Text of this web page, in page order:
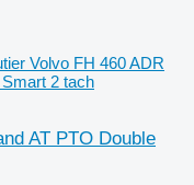
Volvo FH 460 ADR
2 tach
AT PTO Double